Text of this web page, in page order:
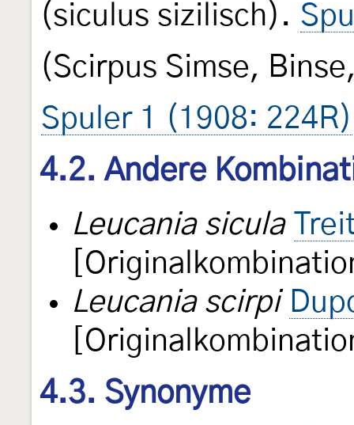
(siculus sizilisch).
(Scirpus Simse,
Spuler 1 (1908: 224R)
4.2. Andere
Leucania sicula
Leucania scirpi
4.3. Synonyme